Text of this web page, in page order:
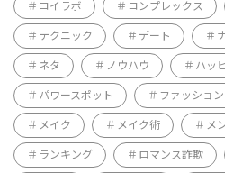
コイラボ コンプレックス
テクニック デート
ネタ ノウハウ ハッ
パワースポット ファッション
メイク メイク術 メ
ランキング ロマンス詐欺